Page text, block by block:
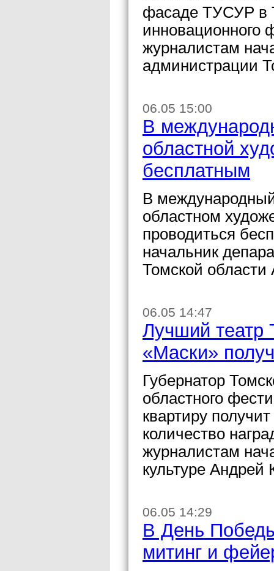
фасаде ТУСУР в
инновационного
журналистам
администрации
06.05 15:00
В
областной
бесплатным
В
областном
проводиться
начальник
Томской области
06.05 14:47
Лучший театр
«Маски»
Губернатор
областного
квартиру
количество
журналистам
культуре Андрей
06.05 14:29
В День
митинг и